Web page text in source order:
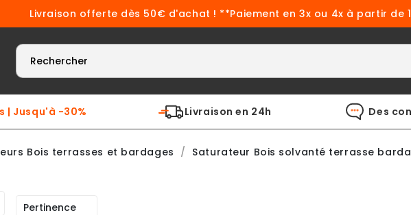
Livraison offerte dès 50€ d'achat ! **Paiement en 3x ou 4x à partir de
| Jusqu'à -30% Livraison en 24h Des
Bois terrasses et bardages Saturateur Bois solvanté terrasse
Pertinence